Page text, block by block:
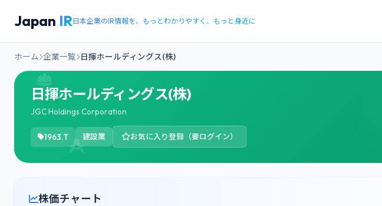
Japan IR日本企業のIR情報を、もっとわかりやすく、もっと身近に
ホーム 企業一覧 日揮ホールディングス(株)
日揮ホールディングス(株)
JGC Holdings Corporation
1963.T 建設業 お気に入り登録（要ログイン）
株価チャート